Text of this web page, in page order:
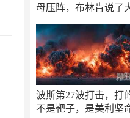
母压阵，布林肯说了
波斯第27波打击，打
不是靶子，是美利坚